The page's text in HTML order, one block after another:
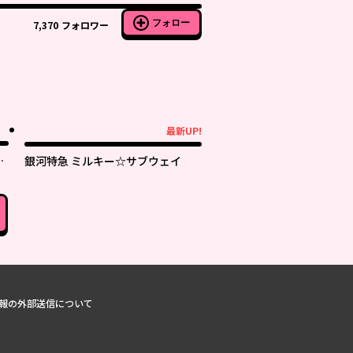
7,370 フォロワー フォロー
最新UP!
銀河特急 ミルキー☆サブウェイ
の外部送信について